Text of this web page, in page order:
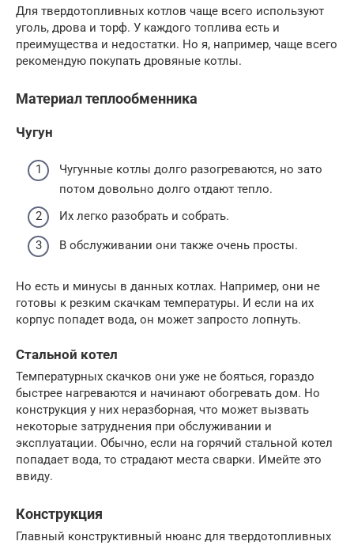
Для твердотопливных котлов чаще всего используют
уголь, дрова и торф. У каждого топлива есть и
преимущества и недостатки. Но я, например, чаще всего
рекомендую покупать дровяные котлы.
Материал теплообменника
Чугун
Чугунные котлы долго разогреваются, но зато
потом довольно долго отдают тепло.
Их легко разобрать и собрать.
В обслуживании они также очень просты.
Но есть и минусы в данных котлах. Например, они не
готовы к резким скачкам температуры. И если на их
корпус попадет вода, он может запросто лопнуть.
Стальной котел
Температурных скачков они уже не бояться, гораздо
быстрее нагреваются и начинают обогревать дом. Но
конструкция у них неразборная, что может вызвать
некоторые затруднения при обслуживании и
эксплуатации. Обычно, если на горячий стальной котел
попадает вода, то страдают места сварки. Имейте это
ввиду.
Конструкция
Главный конструктивный нюанс для твердотопливных